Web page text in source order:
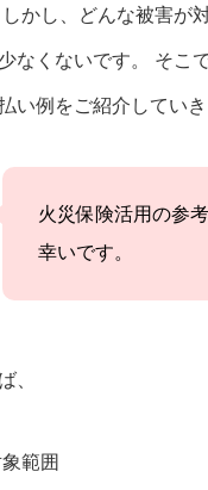
かし、どんな被害が
なくないです。 そこ
い例をご紹介していき
火災保険活用の参
幸いです。
、
範囲